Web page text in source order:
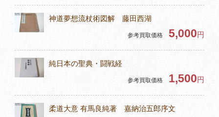
神道夢想流杖術図解 藤田西湖
参考買取価格 5,000円
純日本の聖典・闘戦経
参考買取価格 1,500円
柔道大意 有馬良純著 嘉納治五郎序文